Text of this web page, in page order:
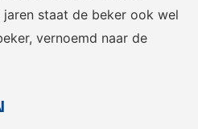
jaren staat de beker ook wel
vernoemd naar de